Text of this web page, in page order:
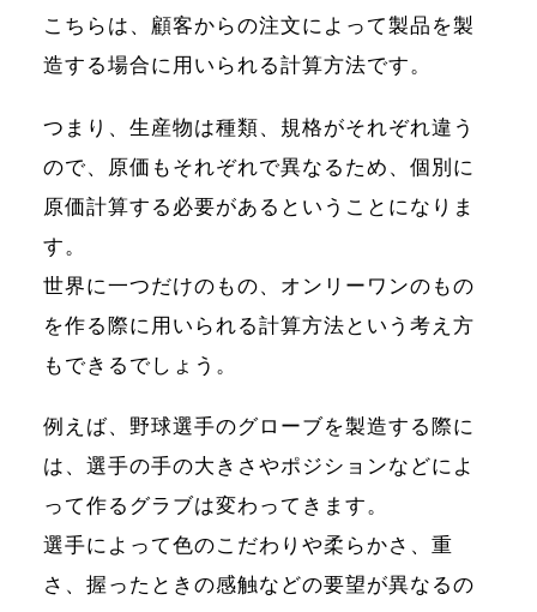
こちらは、顧客からの注文によって製品を製
造する場合に用いられる計算方法です。
つまり、生産物は種類、規格がそれぞれ違う
ので、原価もそれぞれで異なるため、個別に
原価計算する必要があるということになりま
す。
世界に一つだけのもの、オンリーワンのもの
を作る際に用いられる計算方法という考え方
もできるでしょう。
例えば、野球選手のグローブを製造する際に
は、選手の手の大きさやポジションなどによ
って作るグラブは変わってきます。
選手によって色のこだわりや柔らかさ、重
さ、握ったときの感触などの要望が異なるの